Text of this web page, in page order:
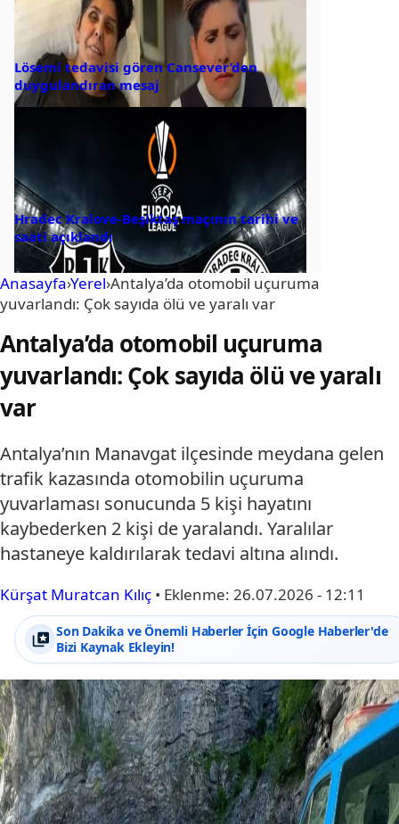
Lösemi tedavisi gören Cansever’den
duygulandıran mesaj
Hradec Kralove-Beşiktaş maçının tarihi ve
saati açıklandı
Anasayfa›Yerel›Antalya’da otomobil uçuruma
yuvarlandı: Çok sayıda ölü ve yaralı var
Antalya’da otomobil uçuruma
yuvarlandı: Çok sayıda ölü ve yaralı
var
Antalya’nın Manavgat ilçesinde meydana gelen
trafik kazasında otomobilin uçuruma
yuvarlaması sonucunda 5 kişi hayatını
kaybederken 2 kişi de yaralandı. Yaralılar
hastaneye kaldırılarak tedavi altına alındı.
Kürşat Muratcan Kılıç • Eklenme: 26.07.2026 - 12:11
Son Dakika ve Önemli Haberler İçin Google Haberler'de
Bizi Kaynak Ekleyin!